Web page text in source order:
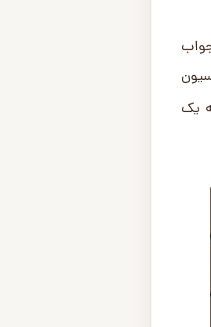
قبل از انتخاب مدل، به این 5 سؤال جواب
یک